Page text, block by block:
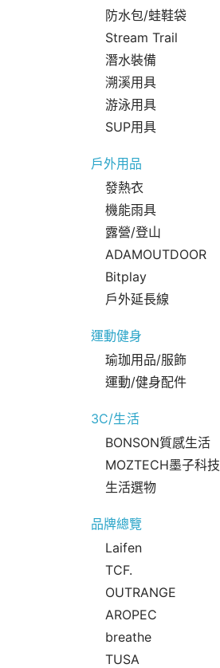
防水包/蛙鞋袋
Stream Trail
潛水裝備
溯溪用具
游泳用具
SUP用具
戶外用品
發熱衣
機能雨具
露營/登山
ADAMOUTDOOR
Bitplay
戶外延長線
運動健身
瑜珈用品/服飾
運動/健身配件
3C/生活
BONSON質感生活
MOZTECH墨子科技
生活選物
品牌總覽
Laifen
TCF.
OUTRANGE
AROPEC
breathe
TUSA